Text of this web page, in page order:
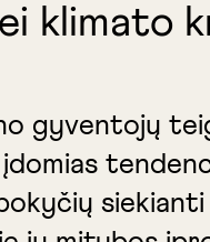
klimato
gyventojų
siekianti